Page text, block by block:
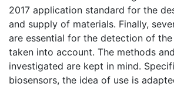
2017 application standard for the
and supply of materials. Finally,
are essential for the detection of
taken into account. The methods
investigated are kept in mind.
biosensors, the idea of use is